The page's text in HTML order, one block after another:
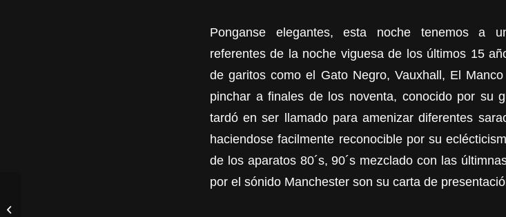
Ponganse elegantes, esta noche tenemos a
referentes de la noche viguesa de los últimos 15
de garitos como el Gato Negro, Vauxhall, El
pinchar a finales de los noventa, conocido por su
tardó en ser llamado para amenizar diferentes
haciendose facilmente reconocible por su
de los aparatos 80´s, 90´s mezclado con las
por el sónido Manchester son su carta de